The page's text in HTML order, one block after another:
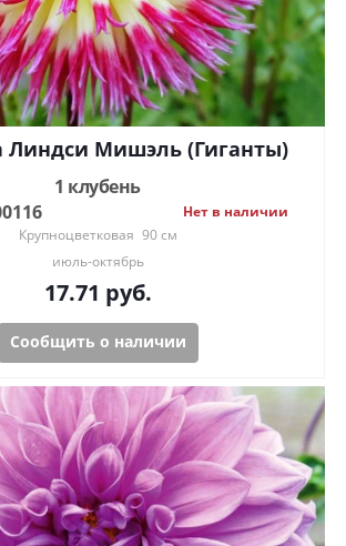
Линдси Мишэль (Гиганты)
1 клубень
Нет в наличии
Крупноцветковая 90 см
июль-октябрь
17.71 руб.
Сообщить о наличии